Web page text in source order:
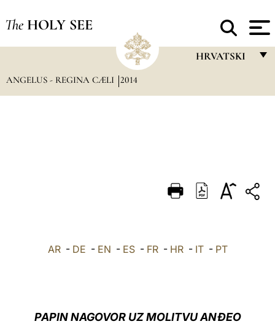
The HOLY SEE
HRVATSKI
DEUTSCH
العربيّة
ANGELUS - REGINA CÆLI 2014
AR- DE - EN - ES- FR- HR- IT- PT
PAPIN NAGOVOR UZ MOLITVU ANĐEO